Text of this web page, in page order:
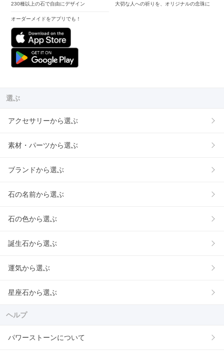
230種以上の石で自由にデザイン
オーダーメイドをアプリでも！
大切な人への祈りを、オリジナルの念珠に
選ぶ
アクセサリーから選ぶ
素材・パーツから選ぶ
ブランドから選ぶ
石の名前から選ぶ
石の色から選ぶ
誕生石から選ぶ
運気から選ぶ
星座石から選ぶ
ヘルプ
パワーストーンについて